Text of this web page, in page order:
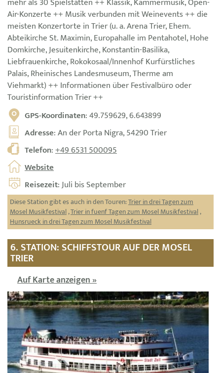
Air-Konzerte ++ Musik verbunden mit Weinevents ++ die
meisten Konzertorte in Trier (u. a. Arena Trier, Ehem.
Abteikirche St. Maximin, Europahalle im Pentahotel, Hohe
Domkirche, Jesuitenkirche, Konstantin-Basilika,
Liebfrauenkirche, Rokokosaal/Innenhof Kurfürstliches
Palais, Rheinisches Landesmuseum, Therme am
Viehmarkt) ++ Informationen über Festivalbüro oder
Touristinformation Trier ++
GPS-Koordinaten: 49.759629, 6.643899
Adresse: An der Porta Nigra, 54290 Trier
Telefon:+49 6531 500095
Website
Reisezeit: Juli bis September
Diese Station gibt es auch in den Touren:Trier in drei Tagen zum
Mosel Musikfestival,Trier in fuenf Tagen zum Mosel Musikfestival,
Hunsrueck in drei Tagen zum Mosel Musikfestival
6. STATION: SCHIFFSTOUR AUF DER MOSEL
TRIER
Auf Karte anzeigen »